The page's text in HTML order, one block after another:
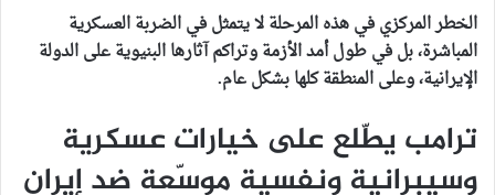
الخطر المركزي في هذه المرحلة لا يتمثل في الضربة العسكرية
المباشرة، بل في طول أمد الأزمة وتراكم آثارها البنيوية على الدولة
الإيرانية، وعلى المنطقة كلها بشكل عام.
ترامب يطّلع على خيارات عسكرية
وسيبرانية ونفسية موسّعة ضد إيران